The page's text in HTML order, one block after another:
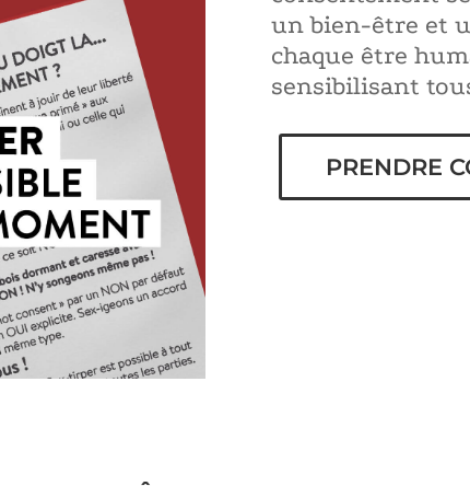
un bien-être et
chaque être
sensibilisant
PRENDRE